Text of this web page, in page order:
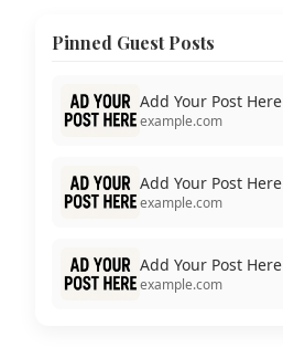
Pinned Guest Posts
Add Your Post Here
example.com
Add Your Post Here
example.com
Add Your Post Here
example.com